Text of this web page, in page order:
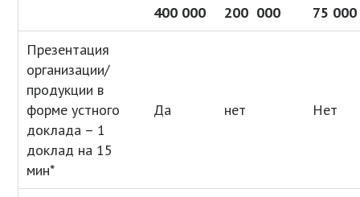
400 000
200 000
75 000
Презентация
организации/
продукции в
форме устного
доклада – 1
доклад на 15
мин*
Да нет Нет